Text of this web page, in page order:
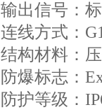
输出信号：
连线方式：
结构材料：
防爆标志：
防护等级：